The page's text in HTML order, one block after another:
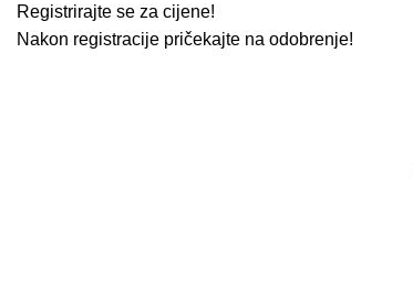
Registrirajte se za cijene!
Nakon registracije pričekajte na odobrenje!